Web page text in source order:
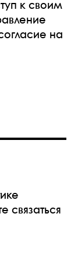
к своим
на
связаться